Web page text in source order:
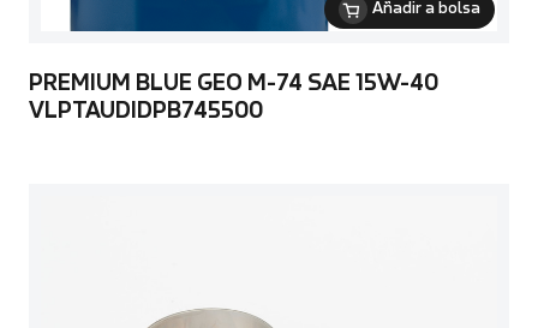
Añadir a bolsa
PREMIUM BLUE GEO M-74 SAE 15W-40
VLPTAUDIDPB745500